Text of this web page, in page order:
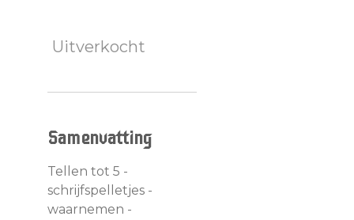
Uitverkocht
Samenvatting
Tellen tot 5 -
schrijfspelletjes -
waarnemen -